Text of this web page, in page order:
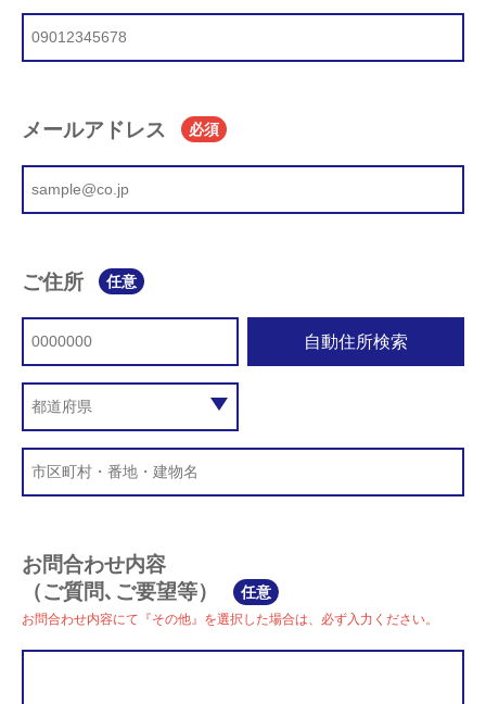
メールアドレス 必須
ご住所 任意
自動住所検索
お問合わせ内容
（ご質問､ご要望等）
任意
お問合わせ内容にて『その他』を選択した場合は、必ず入力ください。